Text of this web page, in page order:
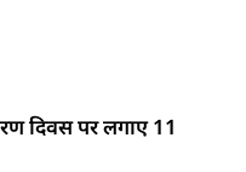
दिवस पर लगाए 11